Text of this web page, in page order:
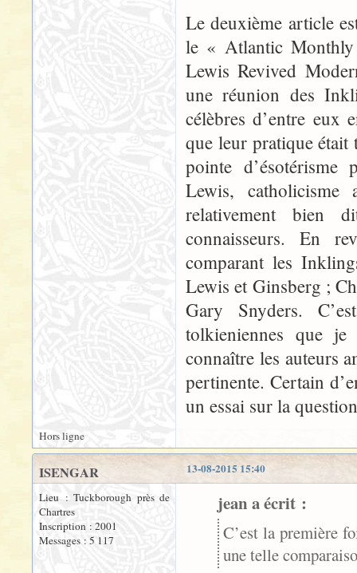
Le deuxième article
le « Atlantic
Lewis Revived
une réunion des
célèbres d’entre eux
que leur pratique était
pointe
Lewis,
relativement bien
connaisseurs. En
comparant les
Lewis et Ginsberg ;
Gary Snyders.
tolkieniennes que
connaître les auteurs
pertinente. Certain
un essai sur la
Hors ligne
13-08-2015 15:40
ISENGAR
Lieu : Tuckborough près de
Chartres
Inscription : 2001
Messages : 5 117
jean a écrit :
C’est la première
une telle